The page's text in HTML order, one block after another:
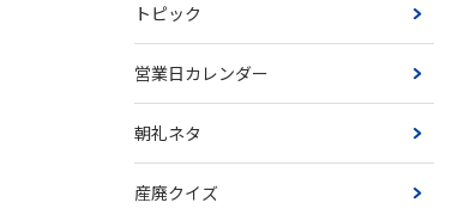
トピック
営業日カレンダー
朝礼ネタ
産廃クイズ